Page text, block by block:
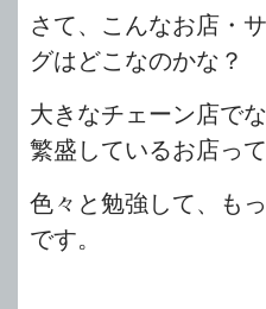
さて、こんなお店・
グはどこなのかな？
大きなチェーン店で
繁盛しているお店っ
色々と勉強して、も
です。